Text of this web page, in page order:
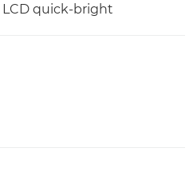
quick-bright